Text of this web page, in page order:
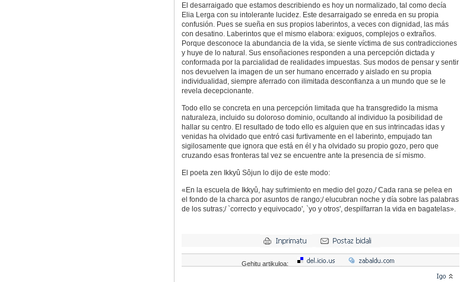
El desarraigado que estamos describiendo es hoy un normalizado, tal como decía
Elia Lerga con su intolerante lucidez. Este desarraigado se enreda en su propia
confusión. Pues se sueña en sus propios laberintos, a veces con dignidad, las más
con desatino. Laberintos que el mismo elabora: exiguos, complejos o extraños.
Porque desconoce la abundancia de la vida, se siente víctima de sus contradicciones
y huye de lo natural. Sus ensoñaciones responden a una percepción dictada y
conformada por la parcialidad de realidades impuestas. Sus modos de pensar y sentir
nos devuelven la imagen de un ser humano encerrado y aislado en su propia
individualidad, siempre aferrado con ilimitada desconfianza a un mundo que se le
revela decepcionante.
Todo ello se concreta en una percepción limitada que ha transgredido la misma
naturaleza, incluido su doloroso dominio, ocultando al individuo la posibilidad de
hallar su centro. El resultado de todo ello es alguien que en sus intrincadas idas y
venidas ha olvidado que entró casi furtivamente en el laberinto, empujado tan
sigilosamente que ignora que está en él y ha olvidado su propio gozo, pero que
cruzando esas fronteras tal vez se encuentre ante la presencia de sí mismo.
El poeta zen Ikkyû Sôjun lo dijo de este modo:
«En la escuela de Ikkyû, hay sufrimiento en medio del gozo,/ Cada rana se pelea en
el fondo de la charca por asuntos de rango;/ elucubran noche y día sobre las palabras
de los sutras;/ `correcto y equivocado', `yo y otros', despilfarran la vida en bagatelas».
Gehitu artikuloa: